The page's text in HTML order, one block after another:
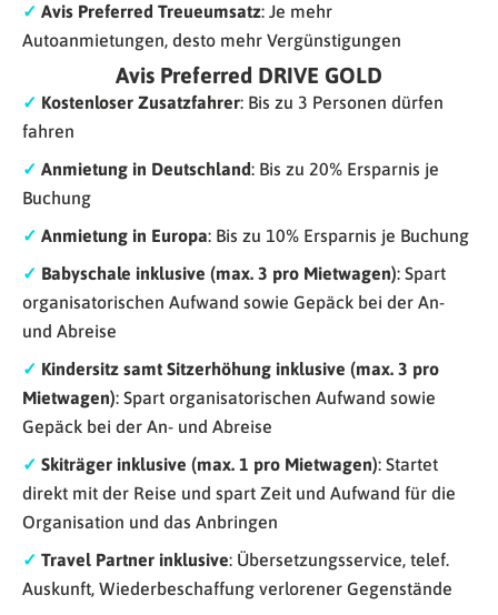
✓ Avis Preferred Treueumsatz: Je mehr
Autoanmietungen, desto mehr Vergünstigungen
Avis Preferred DRIVE GOLD
✓ Kostenloser Zusatzfahrer: Bis zu 3 Personen dürfen
fahren
✓ Anmietung in Deutschland: Bis zu 20% Ersparnis je
Buchung
✓ Anmietung in Europa: Bis zu 10% Ersparnis je Buchung
✓ Babyschale inklusive (max. 3 pro Mietwagen): Spart
organisatorischen Aufwand sowie Gepäck bei der An-
und Abreise
✓ Kindersitz samt Sitzerhöhung inklusive (max. 3 pro
Mietwagen): Spart organisatorischen Aufwand sowie
Gepäck bei der An- und Abreise
✓ Skiträger inklusive (max. 1 pro Mietwagen): Startet
direkt mit der Reise und spart Zeit und Aufwand für die
Organisation und das Anbringen
✓ Travel Partner inklusive: Übersetzungsservice, telef.
Auskunft, Wiederbeschaffung verlorener Gegenstände